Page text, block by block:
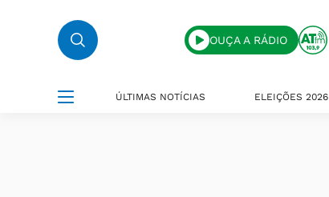
OUÇA A RÁDIO
ÚLTIMAS NOTÍCIAS ELEIÇÕES 2026